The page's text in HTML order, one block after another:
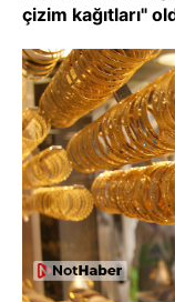
çizim kağıtları"